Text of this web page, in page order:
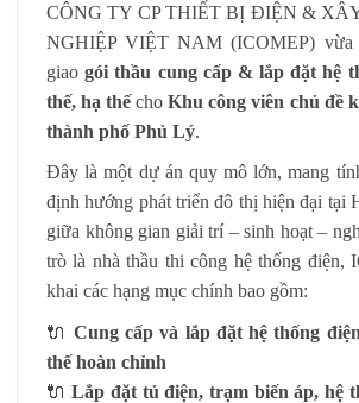
CÔNG TY CP THIẾT BỊ ĐIỆN &
NGHIỆP VIỆT NAM (ICOMEP) vừa
giaogói thầu cung cấp & lắp đặt hệ
thế, hạ thếchoKhu công viên chủ đề
thành phố Phủ Lý.
Đây là một dự án quy mô lớn, mang
định hướng phát triển đô thị hiện đại tại
giữa không gian giải trí – sinh hoạt –
trò là nhà thầu thi công hệ thống điện,
khai các hạng mục chính bao gồm:
🔌 Cung cấp và lắp đặt hệ thống
thế hoàn chỉnh
🔌Lắp đặt tủ điện, trạm biến áp, hệ